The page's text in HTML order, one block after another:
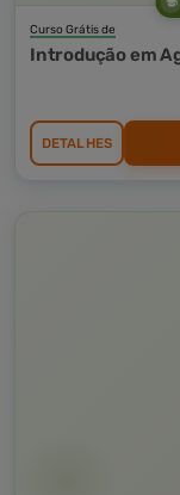
Curso Grátis de
Introdução em
DETALHES